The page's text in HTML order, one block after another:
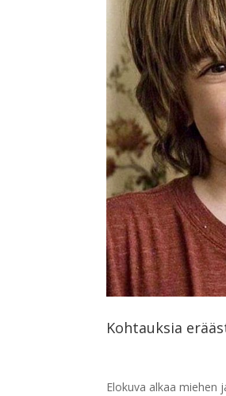
Kohtauksia
Elokuva alkaa miehen